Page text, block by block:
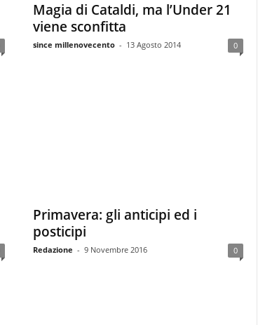
Magia di Cataldi, ma l’Under 21
viene sconfitta
since millenovecento - 13 Agosto 2014 0
Primavera: gli anticipi ed i
posticipi
Redazione - 9 Novembre 2016 0